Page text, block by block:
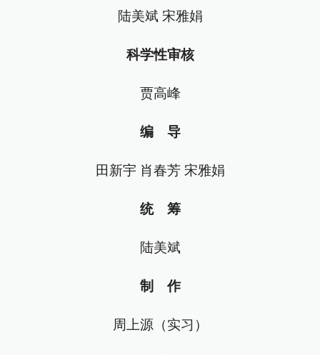
陆美斌 宋雅娟
科学性审核
贾高峰
编 导
田新宇 肖春芳 宋雅娟
统 筹
陆美斌
制 作
周上源（实习）